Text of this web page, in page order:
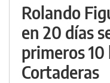
Rolando
en 20 días
primeros 10
Cortaderas